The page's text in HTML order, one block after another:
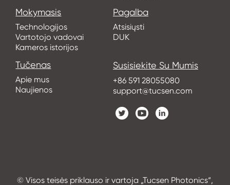
Mokymasis
Technologijos
Vartotojo vadovai
Kameros istorijos
Pagalba
Atsisiųsti
DUK
Tučenas
Apie mus
Naujienos
Susisiekite Su Mumis
+86 591 28055080
support@tucsen.com
© Visos teisės priklauso ir vartoja „Tucsen Photonics“,